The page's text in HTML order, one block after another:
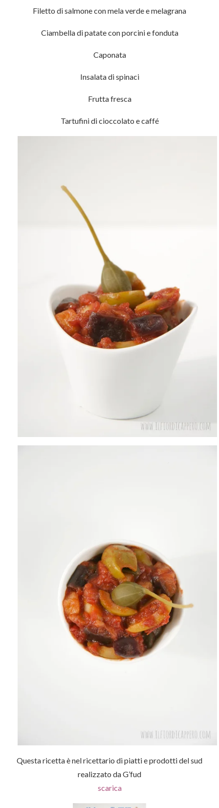
Filetto di salmone con mela verde e melagrana
Ciambella di patate con porcini e fonduta
Caponata
Insalata di spinaci
Frutta fresca
Tartufini di cioccolato e caffé
Questa ricetta è nel ricettario di piatti e prodotti del sud
realizzato da G’fud
scarica